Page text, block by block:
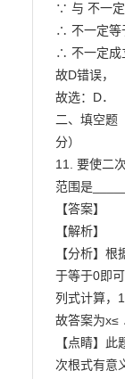
∵ 与 不一定
∴ 不一定等
∴ 不一定成
故D错误，
故选：D．
二、填空题
分）
11. 要使二
范围是
【答案】
【解析】
【分析】
于等于0即
列式计算，
故答案为x≤
【点睛】
次根式有意